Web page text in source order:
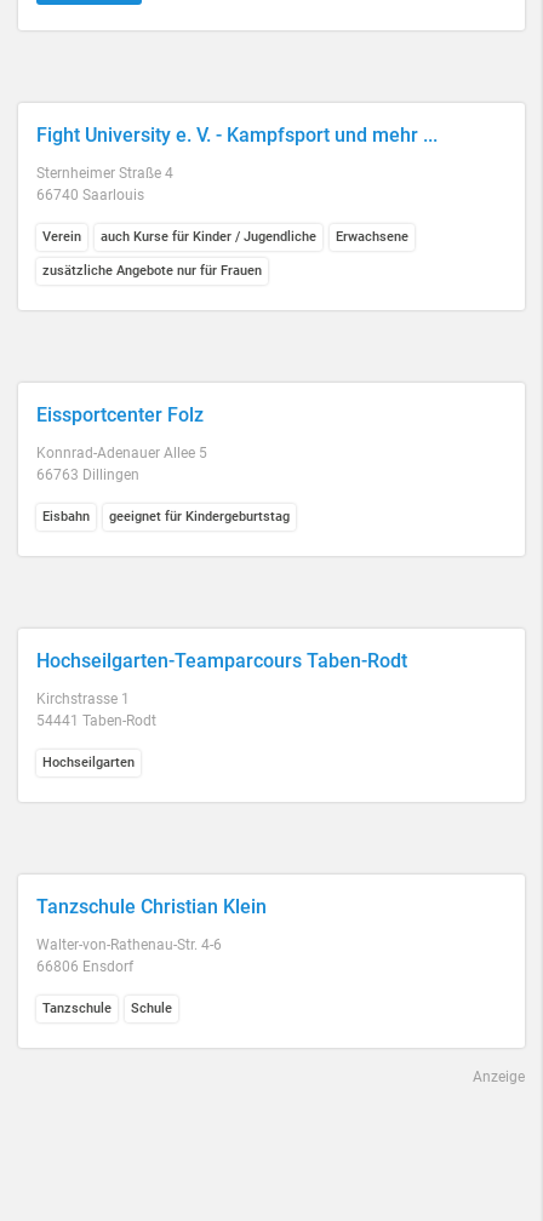
Fight University e. V. - Kampfsport und mehr ...
Sternheimer Straße 4
66740 Saarlouis
Verein auch Kurse für Kinder / Jugendliche Erwachsene
zusätzliche Angebote nur für Frauen
Eissportcenter Folz
Konnrad-Adenauer Allee 5
66763 Dillingen
Eisbahn geeignet für Kindergeburtstag
Hochseilgarten-Teamparcours Taben-Rodt
Kirchstrasse 1
54441 Taben-Rodt
Hochseilgarten
Tanzschule Christian Klein
Walter-von-Rathenau-Str. 4-6
66806 Ensdorf
Tanzschule Schule
Anzeige